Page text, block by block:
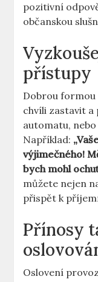
pozitivní
občanskou
přístupy
Dobrou formou
chvíli zastavit
automatu,
Například:
výjimečného!
bych mohl
můžete nejen
přispět k
Přínosy
Oslovení